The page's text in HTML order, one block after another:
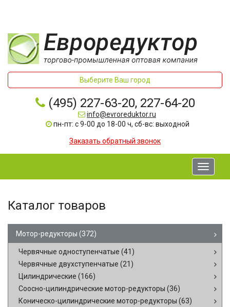
Выберите Ваш город
(495) 227-63-20, 227-64-20
info@evroreduktor.ru
пн-пт: с 9-00 до 18-00 ч, сб-вс: выходной
Заказать обратный звонок
Toggle
Каталог товаров
Мотор-редукторы (372)
Червячные одноступенчатые (41)
Червячные двухступенчатые (21)
Цилиндрические (166)
Соосно-цилиндрические мотор-редукторы (36)
Коническо-цилиндрические мотор-редукторы (63)